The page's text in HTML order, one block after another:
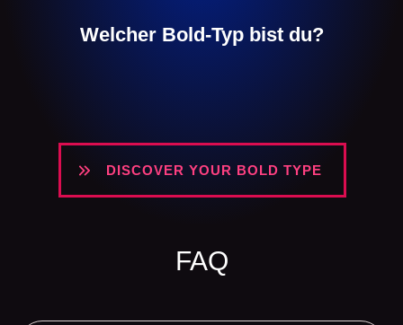
Welcher Bold-Typ bist du?
DISCOVER YOUR BOLD TYPE
FAQ